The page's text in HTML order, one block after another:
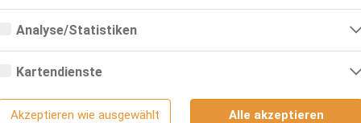
Cookies sind alle notwendigen Cookies, die für den Betrieb
Die Webseite kann ohne diese Cookies nicht richtig
Analyse/Statistiken
bzw. Statistikcookies sind Cookies, die der Analyse der
dienen. Sie helfen den Webseiten-Besitzern zu
anonym gesammelt und gemeldet werden.
Kartendienste
Akzeptieren wie ausgewählt Alle akzeptieren
Umkreis 30km